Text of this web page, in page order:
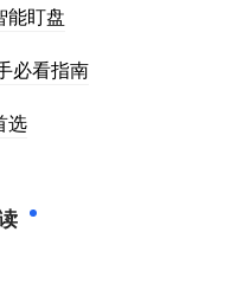
能盯盘
必看指南
选